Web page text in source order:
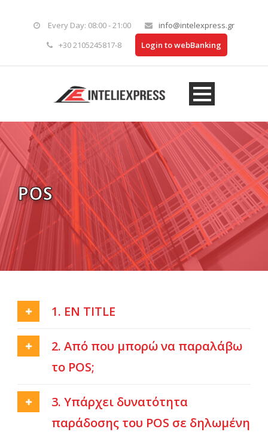
Every Day: 08:00 - 21:00
info@intelexpress.gr
+30 2105245817-8
Login to webBanking
POS
1. EN TITLE
2. Από που μπορώ να παραλάβω
το POS;
3. Υπάρχει δυνατότητα
παράδοσης του POS σε δηλωμένη